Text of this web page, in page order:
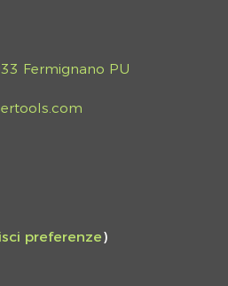
Fermignano PU
preferenze)